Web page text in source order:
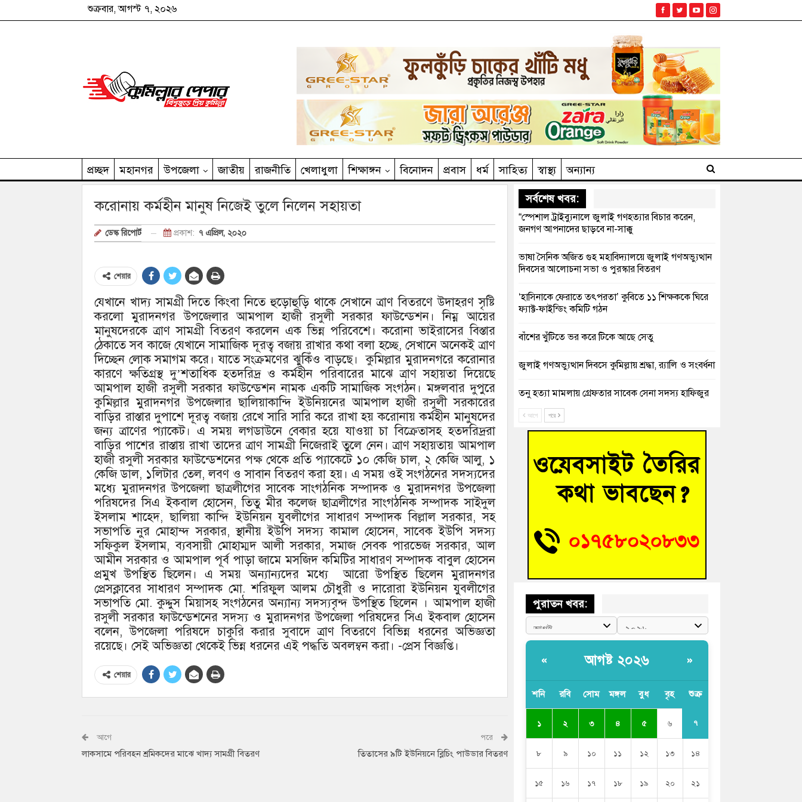
শুক্রবার, আগস্ট ৭, ২০২৬
প্রচ্ছদ মহানগর উপজেলা জাতীয় রাজনীতি খেলাধুলা শিক্ষাঙ্গন বিনোদন প্রবাস ধর্ম সাহিত‌্য স্বাস্থ্য
অন্যান্য
করোনায় কর্মহীন মানুষ নিজেই তুলে নিলেন সহায়তা
ডেস্ক রিপোর্ট প্রকাশ: ৭ এপ্রিল, ২০২০
শেয়ার
যেখানে খাদ্য সামগ্রী দিতে কিংবা নিতে হুড়োহুড়ি থাকে সেখানে ত্রাণ বিতরণে উদাহরণ সৃষ্টি
করলো মুরাদনগর উপজেলার আমপাল হাজী রসুলী সরকার ফাউন্ডেশন। নিম্ন আয়ের
মানুষদেরকে ত্রাণ সামগ্রী বিতরণ করলেন এক ভিন্ন পরিবেশে। করোনা ভাইরাসের বিস্তার
ঠেকাতে সব কাজে যেখানে সামাজিক দূরত্ব বজায় রাখার কথা বলা হচ্ছে, সেখানে অনেকই ত্রাণ
দিচ্ছেন লোক সমাগম করে। যাতে সংক্রমণের ঝুকিঁও বাড়ছে। কুমিল্লার মুরাদনগরে করোনার
কারণে ক্ষতিগ্রস্থ দু’শতাধিক হতদরিদ্র ও কর্মহীন পরিবারের মাঝে ত্রাণ সহায়তা দিয়েছে
আমপাল হাজী রসুলী সরকার ফাউন্ডেশন নামক একটি সামাজিক সংগঠন। মঙ্গলবার দুপুরে
কুমিল্লার মুরাদনগর উপজেলার ছালিয়াকান্দি ইউনিয়নের আমপাল হাজী রসুলী সরকারের
বাড়ির রাস্তার দুপাশে দূরত্ব বজায় রেখে সারি সারি করে রাখা হয় করোনায় কর্মহীন মানুষদের
জন্য ত্রাণের প্যাকেট। এ সময় লগডাউনে বেকার হয়ে যাওয়া চা বিক্রেতাসহ হতদরিদ্ররা
বাড়ির পাশের রাস্তায় রাখা তাদের ত্রাণ সামগ্রী নিজেরাই তুলে নেন। ত্রাণ সহায়তায় আমপাল
হাজী রসুলী সরকার ফাউন্ডেশনের পক্ষ থেকে প্রতি প্যাকেটে ১০ কেজি চাল, ২ কেজি আলু, ১
কেজি ডাল, ১লিটার তেল, লবণ ও সাবান বিতরণ করা হয়। এ সময় ওই সংগঠনের সদস্যদের
মধ্যে মুরাদনগর উপজেলা ছাত্রলীগের সাবেক সাংগঠনিক সম্পাদক ও মুরাদনগর উপজেলা
পরিষদের সিএ ইকবাল হোসেন, তিতু মীর কলেজ ছাত্রলীগের সাংগঠনিক সম্পাদক সাইদুল
ইসলাম শাহেদ, ছালিয়া কান্দি ইউনিয়ন যুবলীগের সাধারণ সম্পাদক বিল্লাল সরকার, সহ
সভাপতি নুর মোহাম্দ সরকার, স্থানীয় ইউপি সদস্য কামাল হোসেন, সাবেক ইউপি সদস্য
সফিকুল ইসলাম, ব্যবসায়ী মোহাম্মদ আলী সরকার, সমাজ সেবক পারভেজ সরকার, আল
আমীন সরকার ও আমপাল পূর্ব পাড়া জামে মসজিদ কমিটির সাধারণ সম্পাদক বাবুল হোসেন
প্রমুখ উপস্থিত ছিলেন। এ সময় অন্যান্যদের মধ্যে আরো উপস্থিত ছিলেন মুরাদনগর
প্রেসক্লাবের সাধারণ সম্পাদক মো. শরিফুল আলম চৌধুরী ও দারোরা ইউনিয়ন যুবলীগের
সভাপতি মো. কুদ্দুস মিয়াসহ সংগঠনের অন্যান্য সদস্যবৃন্দ উপস্থিত ছিলেন । আমপাল হাজী
রসুলী সরকার ফাউন্ডেশনের সদস্য ও মুরাদনগর উপজেলা পরিষদের সিএ ইকবাল হোসেন
বলেন, উপজেলা পরিষদে চাকুরি করার সুবাদে ত্রাণ বিতরণে বিভিন্ন ধরনের অভিজ্ঞতা
রয়েছে। সেই অভিজ্ঞতা থেকেই ভিন্ন ধরনের এই পদ্ধতি অবলম্বন করা। -প্রেস বিজ্ঞপ্তি।
শেয়ার
আগে
লাকসামে পরিবহন শ্রমিকদের মাঝে খাদ্য সামগ্রী বিতরণ
পরে
তিতাসের ৯টি ইউনিয়নে ব্লিচিং পাউডার বিতরণ
সর্বশেষ খবর:
“স্পেশাল ট্রাইব্যুনালে জুলাই গণহত্যার বিচার করেন,
জনগণ আপনাদের ছাড়বে না-সাক্কু
ভাষা সৈনিক অজিত গুহ মহাবিদ্যালয়ে জুলাই গণঅভ্যুত্থান
দিবসের আলোচনা সভা ও পুরস্কার বিতরণ
‘হাসিনাকে ফেরাতে তৎপরতা’ কুবিতে ১১ শিক্ষককে ঘিরে
ফ্যাক্ট-ফাইন্ডিং কমিটি গঠন
বাঁশের খুঁটিতে ভর করে টিকে আছে সেতু
জুলাই গণঅভ্যুত্থান দিবসে কুমিল্লায় শ্রদ্ধা, র‍্যালি ও সংবর্ধনা
তনু হত্যা মামলায় গ্রেফতার সাবেক সেনা সদস্য হাফিজুর
রহমান হাইকোর্টের জামিনে মুক্ত
আহত শিক্ষার্থীদের দেখতে গিয়ে মেডিকেলের ক্যান্টিনে
হোমনায় বিধবা নারীর জমি দখল ও জীবননাশের হুমকির
উদ্যোগ; ৯ সদস্যের কমিটি গঠন
বুড়িচংয়ে জুলাই গণঅভ্যুত্থান দিবস উদযাপন উপলক্ষে
আগে পরে
পুরাতন খবর:
« আগষ্ট ২০২৬ »
শনি রবি সোম মঙ্গল বুধ বৃহ শুক্র
১ ২ ৩ ৪ ৫ ৬ ৭
৮ ৯ ১০ ১১ ১২ ১৩ ১৪
১৫ ১৬ ১৭ ১৮ ১৯ ২০ ২১